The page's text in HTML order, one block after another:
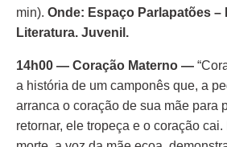
min). Onde: Espaço Parlapatões –
Literatura. Juvenil.
14h00 — Coração Materno —
a história de um camponês que, a
arranca o coração de sua mãe para
retornar, ele tropeça e o coração